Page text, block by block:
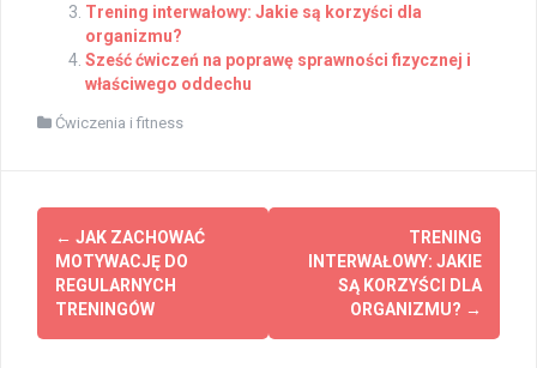
Trening interwałowy: Jakie są korzyści dla
organizmu?
Sześć ćwiczeń na poprawę sprawności fizycznej i
właściwego oddechu
Ćwiczenia i fitness
Post
navigation
← JAK ZACHOWAĆ
MOTYWACJĘ DO
REGULARNYCH
TRENINGÓW
TRENING
INTERWAŁOWY: JAKIE
SĄ KORZYŚCI DLA
ORGANIZMU? →